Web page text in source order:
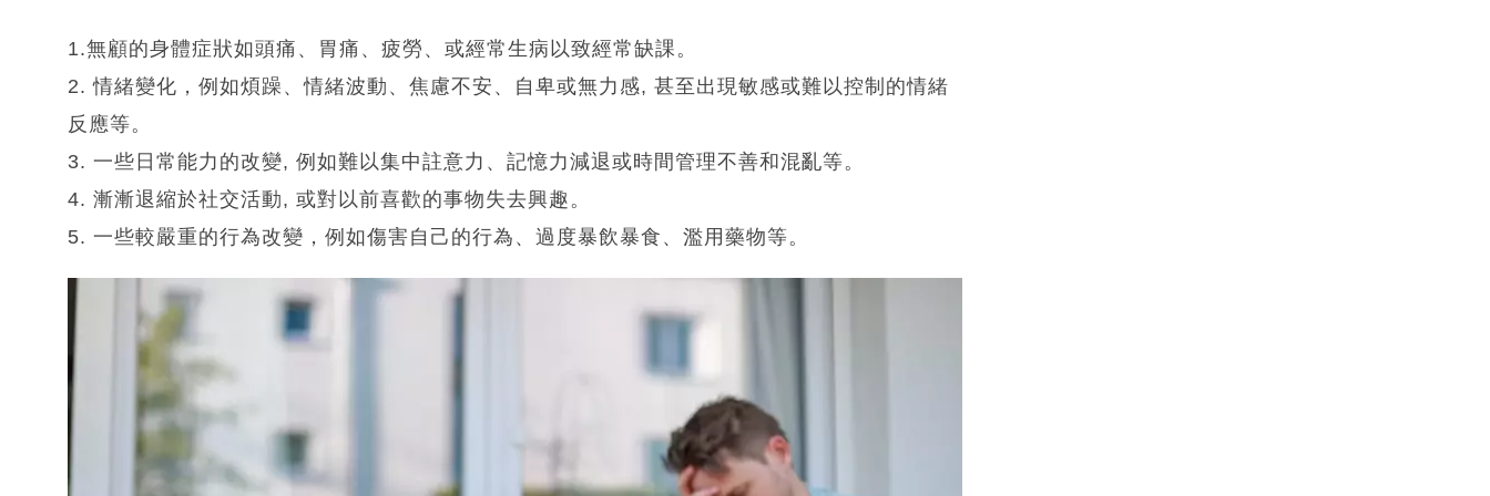
1.無顧的身體症狀如頭痛、胃痛、疲勞、或經常生病以致經常缺課。
2. 情緒變化，例如煩躁、情緒波動、焦慮不安、自卑或無力感, 甚至出現敏感或難以控制的情緒
反應等。
3. 一些日常能力的改變, 例如難以集中註意力、記憶力減退或時間管理不善和混亂等。
4. 漸漸退縮於社交活動, 或對以前喜歡的事物失去興趣。
5. 一些較嚴重的行為改變，例如傷害自己的行為、過度暴飲暴食、濫用藥物等。